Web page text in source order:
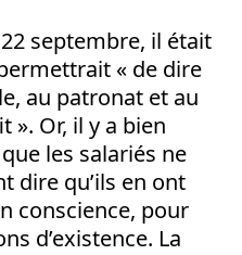
septembre, il était
« de dire
au patronat et au
». Or, il y a bien
les salariés ne
dire qu’ils en ont
conscience, pour
d’existence. La